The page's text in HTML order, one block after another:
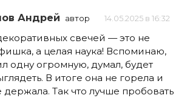
Андрей автор 14.05.2025 в 16:32
свечей — это не
а целая наука! Вспоминаю,
одну огромную, думал, будет
В итоге она не горела и
держала. Так что лучше пробовать